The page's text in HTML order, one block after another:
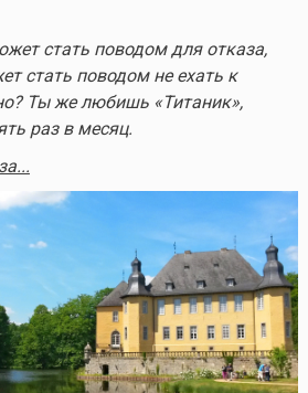
стать поводом для отказа,
стать поводом не ехать к
Ты же любишь «Титаник»,
раз в месяц.